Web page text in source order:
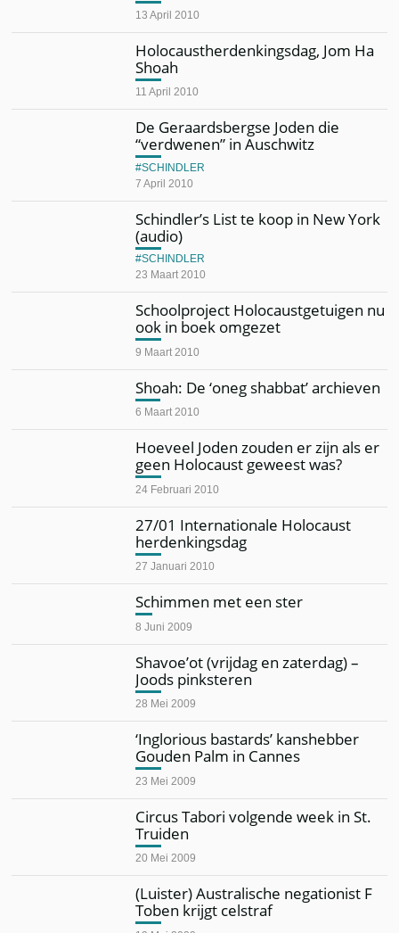
13 April 2010
Holocaustherdenkingsdag, Jom Ha
Shoah
11 April 2010
De Geraardsbergse Joden die
“verdwenen” in Auschwitz
7 April 2010
SCHINDLER
Schindler’s List te koop in New York
(audio)
23 Maart 2010
SCHINDLER
Schoolproject Holocaustgetuigen nu
ook in boek omgezet
9 Maart 2010
Shoah: De ‘oneg shabbat’ archieven
6 Maart 2010
Hoeveel Joden zouden er zijn als er
geen Holocaust geweest was?
24 Februari 2010
27/01 Internationale Holocaust
herdenkingsdag
27 Januari 2010
Schimmen met een ster
8 Juni 2009
Shavoe’ot (vrijdag en zaterdag) –
Joods pinksteren
28 Mei 2009
‘Inglorious bastards’ kanshebber
Gouden Palm in Cannes
23 Mei 2009
Circus Tabori volgende week in St.
Truiden
20 Mei 2009
(Luister) Australische negationist F
Toben krijgt celstraf